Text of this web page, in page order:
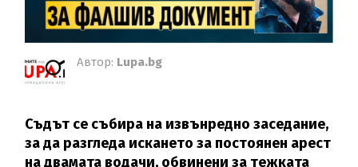
Автор: Lupa.bg
Съдът се събира на извънредно заседание,
за да разгледа искането за постоянен арест
на двамата водачи, обвинени за тежката